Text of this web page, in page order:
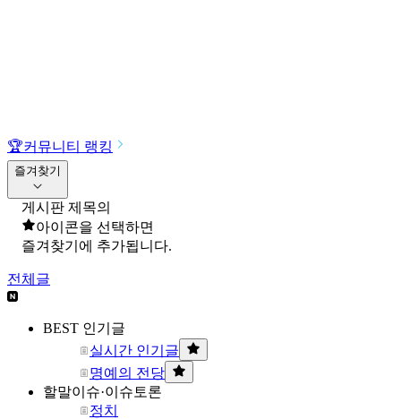
🏆커뮤니티 랭킹
즐겨찾기
게시판 제목의
아이콘을 선택하면
즐겨찾기에 추가됩니다.
전체글
BEST 인기글
실시간 인기글
명예의 전당
할말이슈·이슈토론
정치